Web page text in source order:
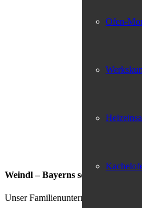
Ofen-
Weindl – Bayerns schönstes
Unser Familienunternehmen steht